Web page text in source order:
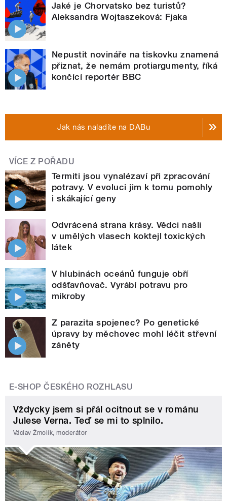
Jaké je Chorvatsko bez turistů?
Aleksandra Wojtaszeková: Fjaka
Nepustit novináře na tiskovku znamená
přiznat, že nemám protiargumenty, říká
končící reportér BBC
Jak nás naladíte na DABu
VÍCE Z POŘADU
Termiti jsou vynalézaví při zpracování
potravy. V evoluci jim k tomu pomohly
i skákající geny
Odvrácená strana krásy. Vědci našli
v umělých vlasech koktejl toxických
látek
V hlubinách oceánů funguje obří
odšťavňovač. Vyrábí potravu pro
mikroby
Z parazita spojenec? Po genetické
úpravy by měchovec mohl léčit střevní
záněty
E-SHOP ČESKÉHO ROZHLASU
Vždycky jsem si přál ocitnout se v románu
Julese Verna. Teď se mi to splnilo.
Václav Žmolík, moderátor